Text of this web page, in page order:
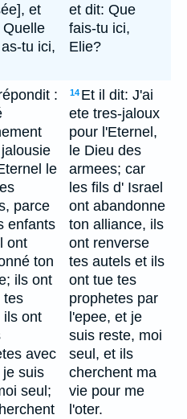
et
Quelle
tu ici,
et dit: Que
fais-tu ici,
Elie?
:
le
parce
enfants
ont
ton
ils ont
tes
ils ont
avec
je suis
seul;
14 Et il dit: J'ai
ete tres-jaloux
pour l'Eternel,
le Dieu des
armees; car
les fils d' Israel
ont abandonne
ton alliance, ils
ont renverse
tes autels et ils
ont tue tes
prophetes par
l'epee, et je
suis reste, moi
seul, et ils
cherchent ma
vie pour me
l'oter.